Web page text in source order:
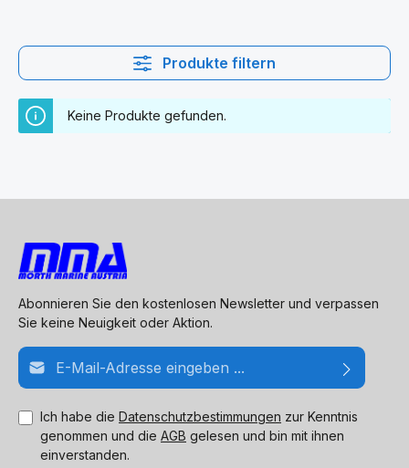
Produkte filtern
Keine Produkte gefunden.
Abonnieren Sie den kostenlosen Newsletter und verpassen
Sie keine Neuigkeit oder Aktion.
E-Mail-Adresse*
Ich habe die Datenschutzbestimmungen zur Kenntnis
genommen und die AGB gelesen und bin mit ihnen
einverstanden.